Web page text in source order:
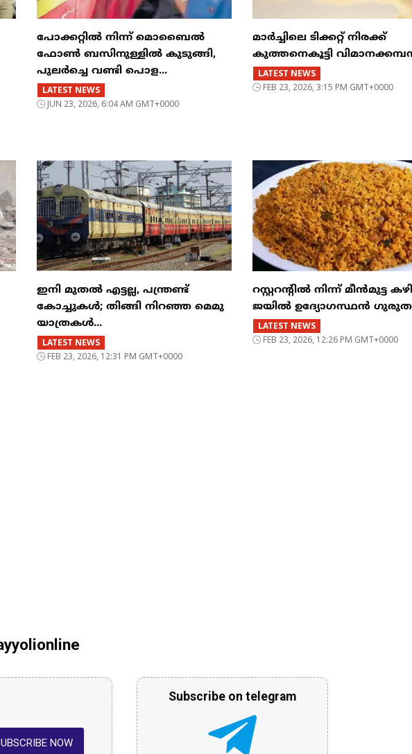
പോക്കറ്റിൽ നിന്ന് മൊബൈൽ
ഫോൺ ബസിനുള്ളിൽ കുടുങ്ങി,
പുലർച്ചെ വണ്ടി പൊള...
LATEST NEWS
JUN 23, 2026, 6:04 AM GMT+0000
മാർച്ചിലെ ടിക്കറ്റ് നിരക്ക്
കുത്തനെകൂട്ടി
LATEST NEWS
FEB 23, 2026, 3:15 PM GMT+0000
ഇനി മുതൽ എട്ടല്ല, പന്ത്രണ്ട്
കോച്ചുകള്‍; തിങ്ങി നിറഞ്ഞ മെമു
യാത്രകൾ...
LATEST NEWS
FEB 23, 2026, 12:31 PM GMT+0000
റസ്റ്ററന്റില്‍ നിന്ന് മീന്‍മുട്ട
ജയില്‍ ഉദ്യോഗസ്ഥന്‍
LATEST NEWS
FEB 23, 2026, 12:26 PM GMT+0000
NOW
Subscribe on telegram